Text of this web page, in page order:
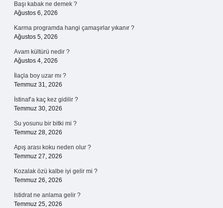
Başı kabak ne demek ?
Ağustos 6, 2026
Karma programda hangi çamaşırlar yıkanır ?
Ağustos 5, 2026
Avam kültürü nedir ?
Ağustos 4, 2026
İlaçla boy uzar mı ?
Temmuz 31, 2026
İstinaf’a kaç kez gidilir ?
Temmuz 30, 2026
Su yosunu bir bitki mi ?
Temmuz 28, 2026
Apış arası koku neden olur ?
Temmuz 27, 2026
Kozalak özü kalbe iyi gelir mi ?
Temmuz 26, 2026
Istidrat ne anlama gelir ?
Temmuz 25, 2026